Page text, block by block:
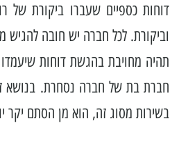
דוחות כספיים שעברו ביקורת של
וביקורת. לכל חברה יש חובה
תהיה מחויבת בהגשת דוחות
חברת בת של חברה נסחרת. בנושא
בשירות מסוג זה, הוא מן הסתם יקר